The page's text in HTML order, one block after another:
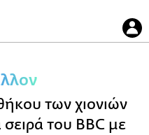
των χιονιών
σειρά του BBC με